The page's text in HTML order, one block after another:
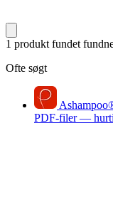
1 produkt fundet
Ofte søgt
Ashampoo
PDF-filer —